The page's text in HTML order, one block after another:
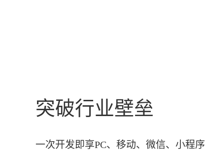
突破行业壁垒
一次开发即享PC、移动、微信、小程序